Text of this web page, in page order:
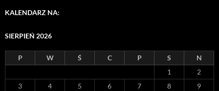
KALENDARZ NA:
SIERPIEŃ 2026
P W Ś C P S
N
1
2
3
4 5 6 7 8
9